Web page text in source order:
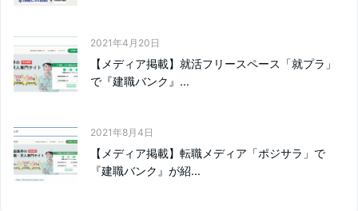
2021年4月20日
【メディア掲載】就活フリースペース「就プラ」
で『建職バンク』...
2021年8月4日
【メディア掲載】転職メディア「ポジサラ」で
『建職バンク』が紹...